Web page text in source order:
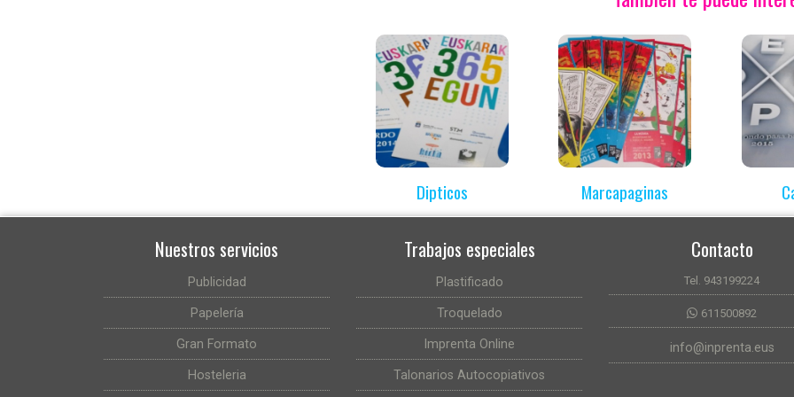
Dipticos Marcapaginas
Nuestros servicios
Publicidad
Papelería
Gran Formato
Hosteleria
Trabajos especiales
Plastificado
Troquelado
Imprenta Online
Talonarios Autocopiativos
Contacto
Tel. 943199224
611500892
info@inprenta.eus